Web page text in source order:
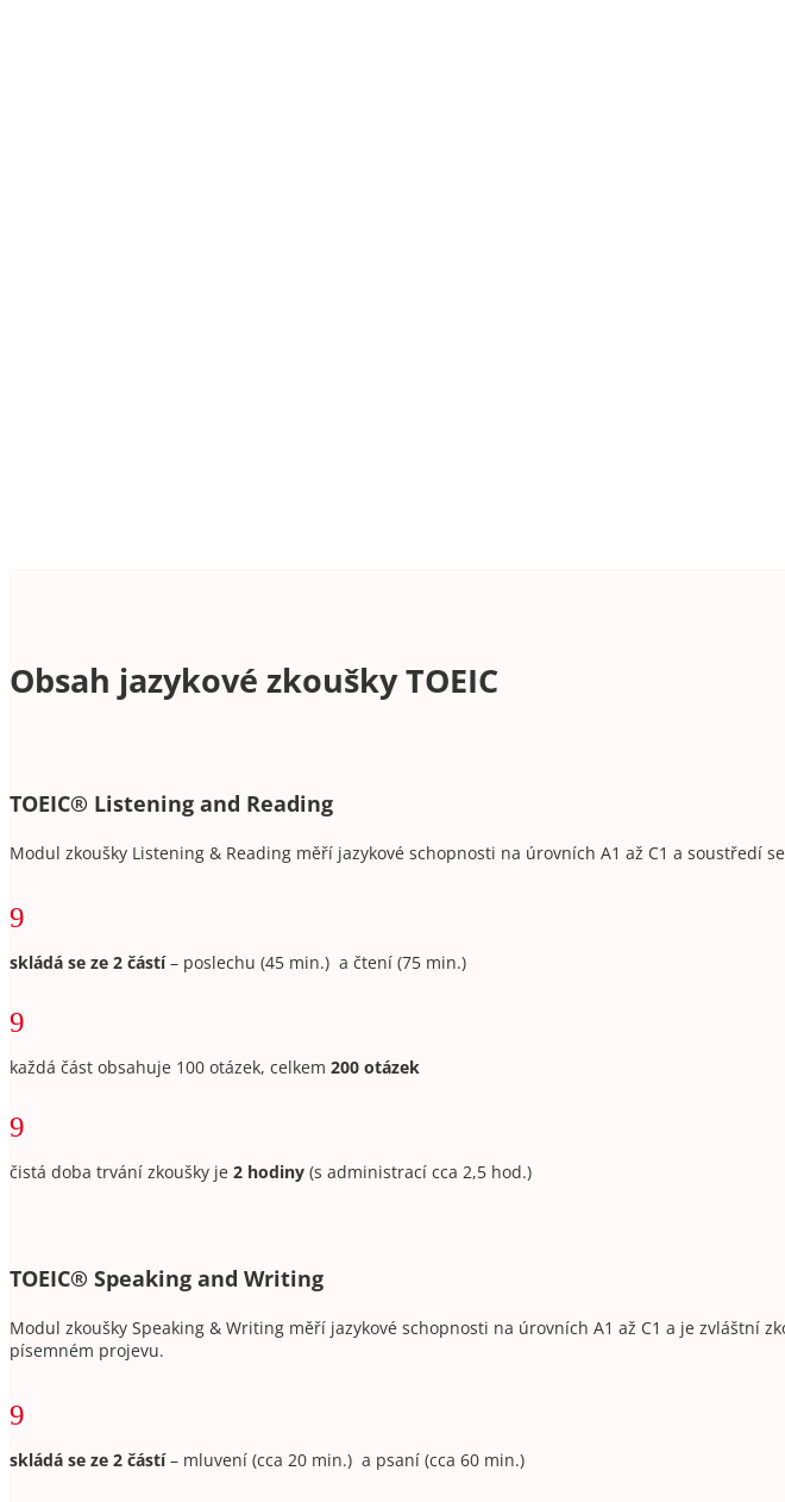
Obsah jazykové zkoušky TOEIC
TOEIC® Listening and Reading
Modul zkoušky Listening & Reading měří jazykové schopnosti na úrovních A1 až C1 a soustředí
9
skládá se ze 2 částí– poslechu (45 min.) a čtení (75 min.)
9
každá část obsahuje 100 otázek, celkem 200 otázek
9
čistá doba trvání zkoušky je 2 hodiny (s administrací cca 2,5 hod.)
TOEIC® Speaking and Writing
Modul zkoušky Speaking & Writing měří jazykové schopnosti na úrovních A1 až C1 a je zvláštní
písemném projevu.
9
skládá se ze 2 částí– mluvení (cca 20 min.) a psaní (cca 60 min.)